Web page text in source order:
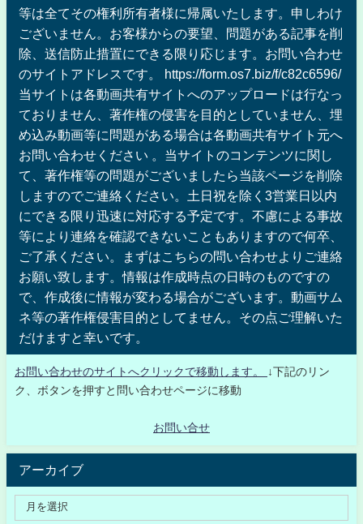
等は全てその権利所有者様に帰属いたします。申しわけ
ございません。お客様からの要望、問題がある記事を削
除、送信防止措置にできる限り応じます。お問い合わせ
のサイトアドレスです。 https://form.os7.biz/f/c82c6596/
当サイトは各動画共有サイトへのアップロードは行なっ
ておりません、著作権の侵害を目的としていません、埋
め込み動画等に問題がある場合は各動画共有サイト元へ
お問い合わせください 。当サイトのコンテンツに関し
て、著作権等の問題がございましたら当該ページを削除
しますのでご連絡ください。土日祝を除く3営業日以内
にできる限り迅速に対応する予定です。不慮による事故
等により連絡を確認できないこともありますので何卒、
ご了承ください。まずはこちらの問い合わせよりご連絡
お願い致します。情報は作成時点の日時のものですの
で、作成後に情報が変わる場合がございます。動画サム
ネ等の著作権侵害目的としてません。その点ご理解いた
だけますと幸いです。
お問い合わせのサイトへクリックで移動します。
↓下記のリン
ク、ボタンを押すと問い合わせページに移動
お問い合せ
アーカイブ